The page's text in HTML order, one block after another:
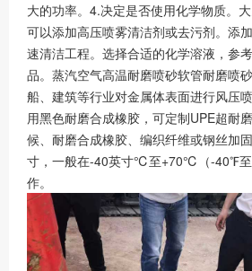
大的功率。4.决定是否使用化学物质。
可以添加高压喷雾清洁剂或去污剂。添
速清洁工程。选择合适的化学溶液，参
品。蒸汽空气高温耐磨喷砂软管耐磨喷
船、建筑等行业对金属体表面进行风压
用黑色耐磨合成橡胶，可定制UPE超耐
候、耐磨合成橡胶、编织纤维或钢丝加
寸，一般在-40英寸℃至+70℃（-40℉
作。